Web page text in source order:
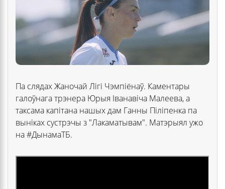
Па слядах Жаночай Лігі Чэмпіёнаў. Каментары
галоўнага трэнера Юрыя Іванавіча Малеева, а
таксама капітана нашых дам Ганны Піліпенка па
выніках сустрэчы з "Лакаматывам". Матэрыял ужо
на #ДынамаТБ.